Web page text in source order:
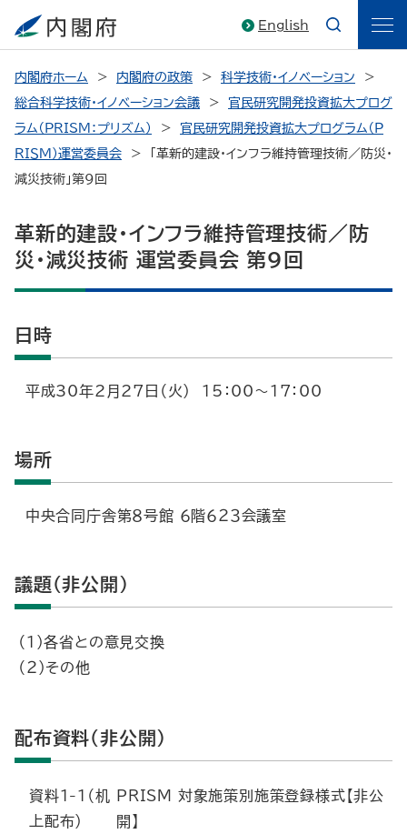
English
内閣府ホーム 内閣府の政策
科学技術・イノベーション
総合科学技術・イノベーション会議
官民研究開発投資拡大プログ
ラム（PRISM：プリズム）
官民研究開発投資拡大プログラム（Ｐ
ＲＩＳＭ）運営委員会
「革新的建設・インフラ維持管理技術／防災・
減災技術」第9回
革新的建設・インフラ維持管理技術／防
災・減災技術 運営委員会 第9回
日時
平成30年2月27日（火） 15：00～17：00
場所
中央合同庁舎第８号館 ６階６２３会議室
議題（非公開）
（１）各省との意見交換
（２）その他
配布資料（非公開）
資料1-1（机
上配布）
PRISM 対象施策別施策登録様式【非公
開】